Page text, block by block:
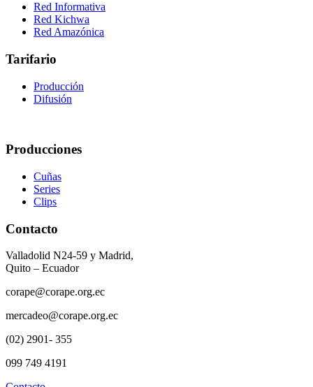
Red Informativa
Red Kichwa
Red Amazónica
Tarifario
Producción
Difusión
Producciones
Cuñas
Series
Clips
Contacto
Valladolid N24-59 y Madrid,
Quito – Ecuador
corape@corape.org.ec
mercadeo@corape.org.ec
(02) 2901- 355
099 749 4191